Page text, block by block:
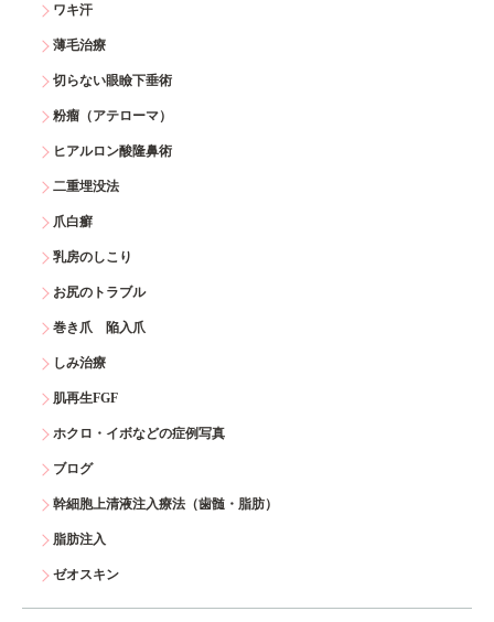
ワキ汗
薄毛治療
切らない眼瞼下垂術
粉瘤（アテローマ）
ヒアルロン酸隆鼻術
二重埋没法
爪白癬
乳房のしこり
お尻のトラブル
巻き爪 陥入爪
しみ治療
肌再生FGF
ホクロ・イボなどの症例写真
ブログ
幹細胞上清液注入療法（歯髄・脂肪）
脂肪注入
ゼオスキン